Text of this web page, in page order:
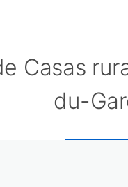
Casas
du-